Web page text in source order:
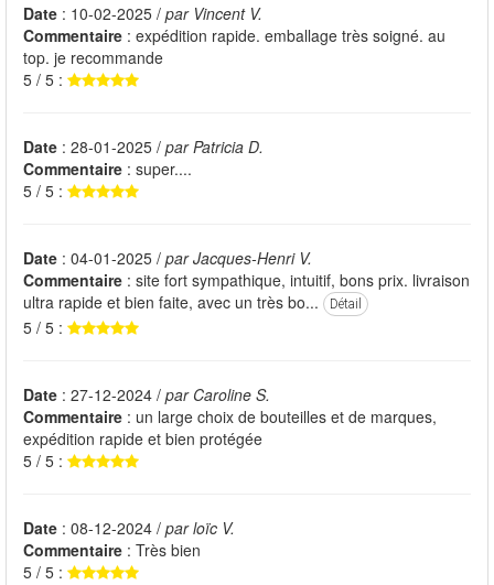
Date : 10-02-2025 / par Vincent V.
Commentaire : expédition rapide. emballage très soigné. au
top. je recommande
5 / 5 :
Date : 28-01-2025 / par Patricia D.
Commentaire : super....
5 / 5 :
Date : 04-01-2025 / par Jacques-Henri V.
Commentaire : site fort sympathique, intuitif, bons prix. livraison
ultra rapide et bien faite, avec un très bo...
Détail
5 / 5 :
Date : 27-12-2024 / par Caroline S.
Commentaire : un large choix de bouteilles et de marques,
expédition rapide et bien protégée
5 / 5 :
Date : 08-12-2024 / par loïc V.
Commentaire : Très bien
5 / 5 :